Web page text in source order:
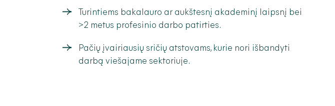
Turintiems bakalauro ar aukštesnį akademinį laipsnį bei
>2 metus profesinio darbo patirties.
Pačių įvairiausių sričių atstovams, kurie nori išbandyti
darbą viešajame sektoriuje.